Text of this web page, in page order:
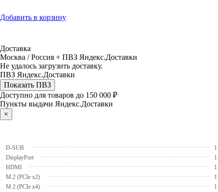
Добавить в корзину
Доставка
Москва / Россия + ПВЗ Яндекс.Доставки
Не удалось загрузить доставку.
ПВЗ Яндекс.Доставки
Показать ПВЗ
Доступно для товаров до 150 000 ₽
Пункты выдачи Яндекс.Доставки
×
D-SUB
1
DisplayPort
1
HDMI
1
M.2 (PCIe x2)
1
M.2 (PCIe x4)
1